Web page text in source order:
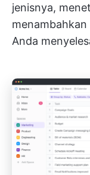
jenisnya,
Anda